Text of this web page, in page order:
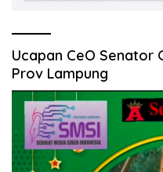
Ucapan CeO Senator
Prov Lampung